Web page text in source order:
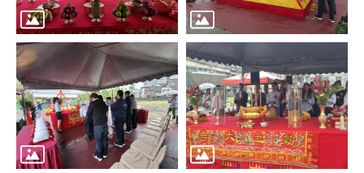
北
市
區
里
界
說
臺
北
市